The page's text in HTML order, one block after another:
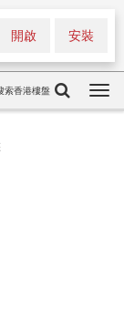
安裝
開啟
索香港樓盤